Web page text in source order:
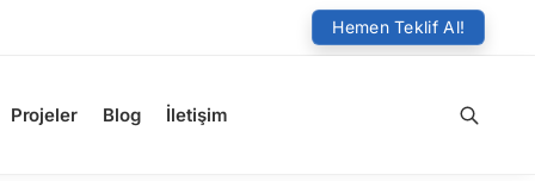
Hemen Teklif Al!
Projeler Blog İletişim
Ara